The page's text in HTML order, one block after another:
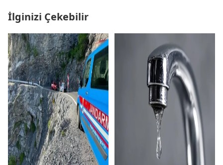
İlginizi Çekebilir